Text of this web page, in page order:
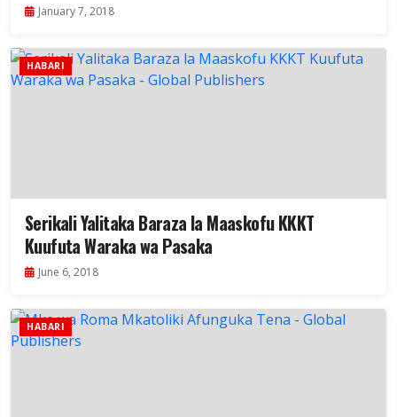
January 7, 2018
HABARI
Serikali Yalitaka Baraza la Maaskofu KKKT
Kuufuta Waraka wa Pasaka
June 6, 2018
HABARI